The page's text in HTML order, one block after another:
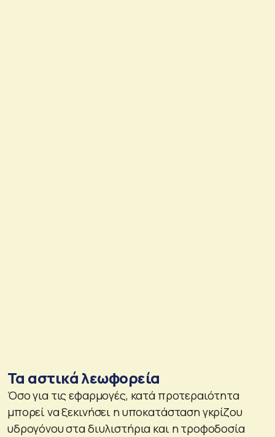
Τα αστικά λεωφορεία
Όσο για τις εφαρμογές, κατά προτεραιότητα
μπορεί να ξεκινήσει η υποκατάσταση γκρίζου
υδρογόνου στα διυλιστήρια και η τροφοδοσία